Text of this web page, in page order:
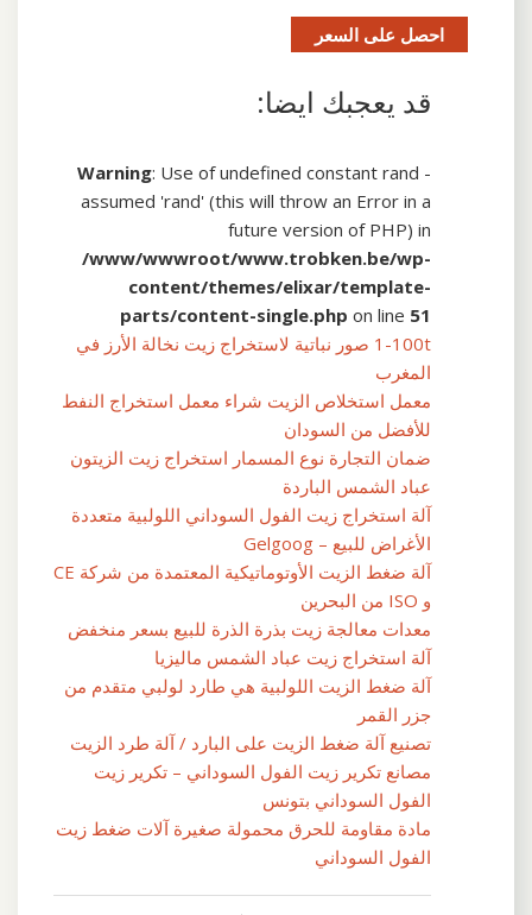
احصل على السعر
قد يعجبك ايضا:
Warning: Use of undefined constant rand -
assumed 'rand' (this will throw an Error in a
future version of PHP) in
/www/wwwroot/www.trobken.be/wp-
content/themes/elixar/template-
parts/content-single.php on line 51
1-100t صور نباتية لاستخراج زيت نخالة الأرز في
المغرب
معمل استخلاص الزيت شراء معمل استخراج النفط
للأفضل من السودان
ضمان التجارة نوع المسمار استخراج زيت الزيتون
عباد الشمس الباردة
آلة استخراج زيت الفول السوداني اللولبية متعددة
الأغراض للبيع – Gelgoog
آلة ضغط الزيت الأوتوماتيكية المعتمدة من شركة CE
و ISO من البحرين
معدات معالجة زيت بذرة الذرة للبيع بسعر منخفض
آلة استخراج زيت عباد الشمس ماليزيا
آلة ضغط الزيت اللولبية هي طارد لولبي متقدم من
جزر القمر
تصنيع آلة ضغط الزيت على البارد / آلة طرد الزيت
مصانع تكرير زيت الفول السوداني – تكرير زيت
الفول السوداني بتونس
مادة مقاومة للحرق محمولة صغيرة آلات ضغط زيت
الفول السوداني